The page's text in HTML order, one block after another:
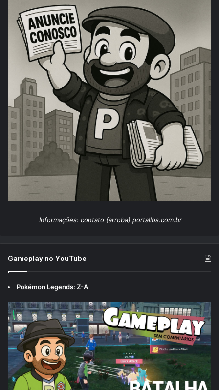
Informações: contato (arroba) portallos.com.br
Gameplay no YouTube
Pokémon Legends: Z-A